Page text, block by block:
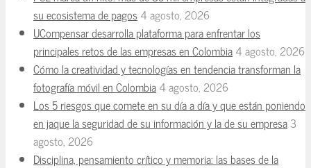
su ecosistema de pagos4 agosto, 2026
UCompensar desarrolla plataforma para enfrentar los
principales retos de las empresas en Colombia4 agosto, 2026
Cómo la creatividad y tecnologías en tendencia transforman la
fotografía móvil en Colombia4 agosto, 2026
Los 5 riesgos que comete en su día a día y que están poniendo
en jaque la seguridad de su información y la de su empresa3
agosto, 2026
Disciplina, pensamiento crítico y memoria: las bases de la